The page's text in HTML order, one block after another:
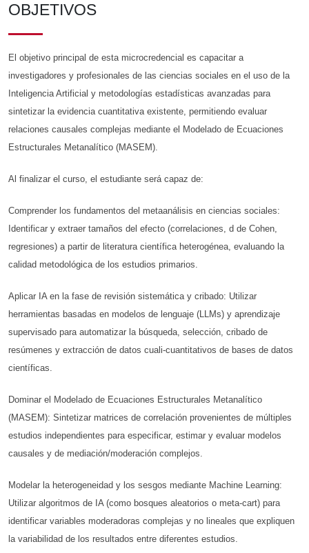
OBJETIVOS
El objetivo principal de esta microcredencial es capacitar a
investigadores y profesionales de las ciencias sociales en el uso de la
Inteligencia Artificial y metodologías estadísticas avanzadas para
sintetizar la evidencia cuantitativa existente, permitiendo evaluar
relaciones causales complejas mediante el Modelado de Ecuaciones
Estructurales Metanalítico (MASEM).
Al finalizar el curso, el estudiante será capaz de:
Comprender los fundamentos del metaanálisis en ciencias sociales:
Identificar y extraer tamaños del efecto (correlaciones, d de Cohen,
regresiones) a partir de literatura científica heterogénea, evaluando la
calidad metodológica de los estudios primarios.
Aplicar IA en la fase de revisión sistemática y cribado: Utilizar
herramientas basadas en modelos de lenguaje (LLMs) y aprendizaje
supervisado para automatizar la búsqueda, selección, cribado de
resúmenes y extracción de datos cuali-cuantitativos de bases de datos
científicas.
Dominar el Modelado de Ecuaciones Estructurales Metanalítico
(MASEM): Sintetizar matrices de correlación provenientes de múltiples
estudios independientes para especificar, estimar y evaluar modelos
causales y de mediación/moderación complejos.
Modelar la heterogeneidad y los sesgos mediante Machine Learning:
Utilizar algoritmos de IA (como bosques aleatorios o meta-cart) para
identificar variables moderadoras complejas y no lineales que expliquen
la variabilidad de los resultados entre diferentes estudios.